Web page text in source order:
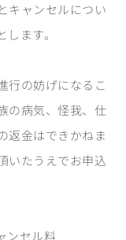
キャンセルについ
ます。
行の妨げになるこ
の病気、怪我、仕
返金はできかねま
いたうえでお申込
ンセル料